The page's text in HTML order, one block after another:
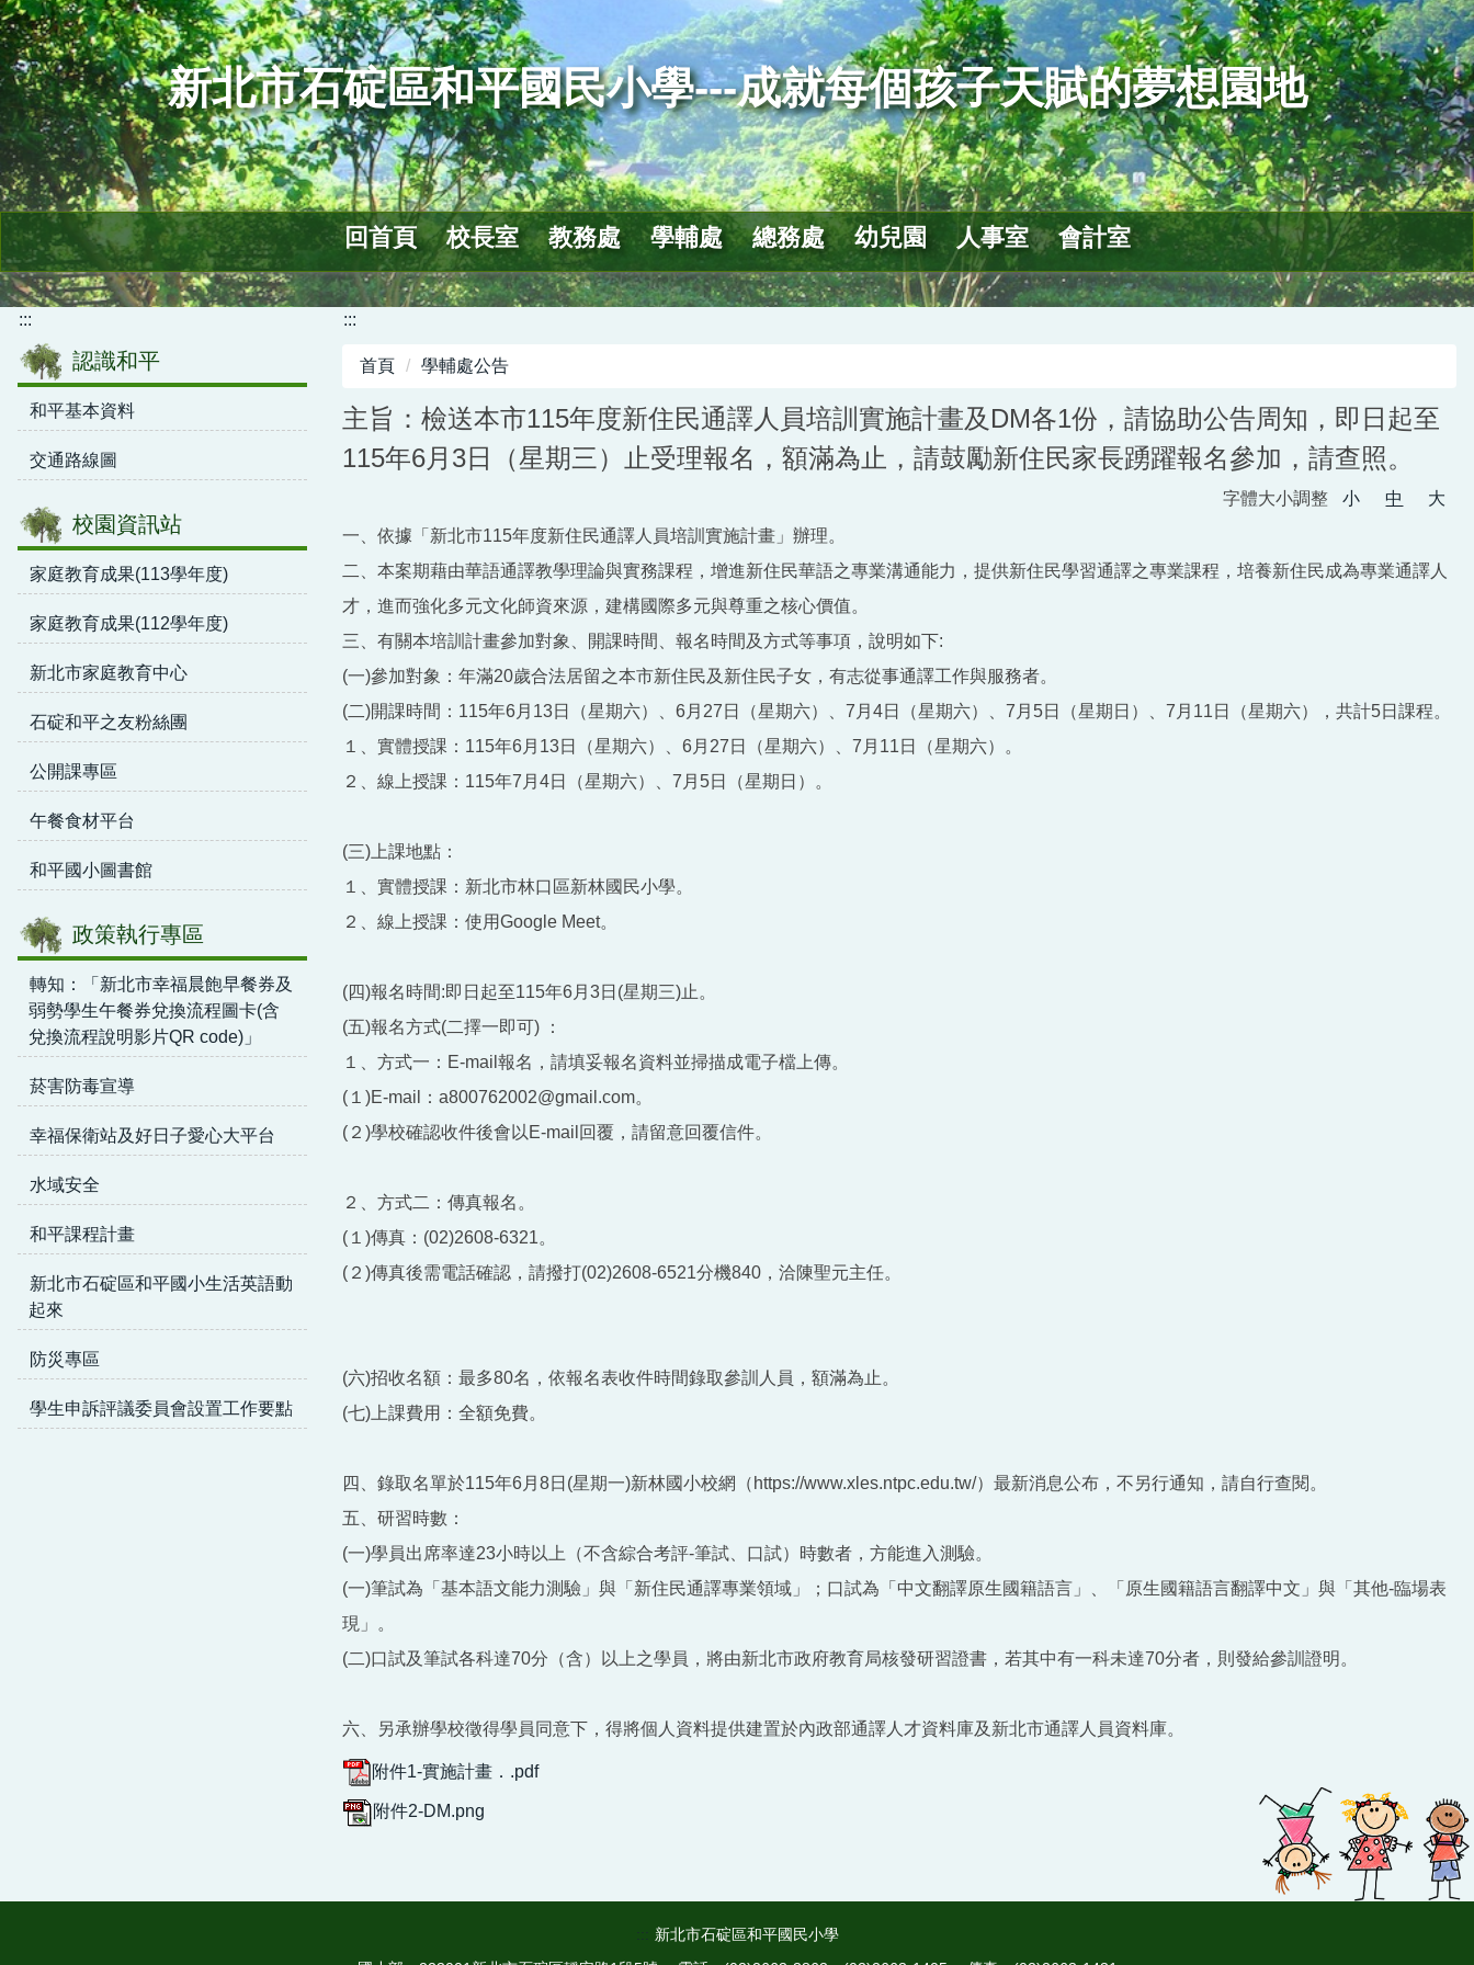
跳
到
主
要
內
容
區
新北市石碇區和平國民小學---成就每個孩子天賦的夢想園地
回首頁 校長室 教務處 學輔處 總務處 幼兒園 人事室 會計室
:::
認識和平
和平基本資料
交通路線圖
校園資訊站
家庭教育成果(113學年度)
家庭教育成果(112學年度)
新北市家庭教育中心
石碇和平之友粉絲團
公開課專區
午餐食材平台
和平國小圖書館
政策執行專區
轉知：「新北市幸福晨飽早餐券及
弱勢學生午餐券兌換流程圖卡(含
兌換流程說明影片QR code)」
菸害防毒宣導
幸福保衛站及好日子愛心大平台
水域安全
和平課程計畫
新北市石碇區和平國小生活英語動
起來
防災專區
學生申訴評議委員會設置工作要點
:::
首頁 學輔處公告
主旨：檢送本市115年度新住民通譯人員培訓實施計畫及DM各1份，請協助公告周知，即日起至
115年6月3日（星期三）止受理報名，額滿為止，請鼓勵新住民家長踴躍報名參加，請查照。
字體大小調整 小 中
大
一、依據「新北市115年度新住民通譯人員培訓實施計畫」辦理。
二、本案期藉由華語通譯教學理論與實務課程，增進新住民華語之專業溝通能力，提供新住民學習通譯之專業課程，培養新住民成為專業通譯人
才，進而強化多元文化師資來源，建構國際多元與尊重之核心價值。
三、有關本培訓計畫參加對象、開課時間、報名時間及方式等事項，說明如下:
(一)參加對象：年滿20歲合法居留之本市新住民及新住民子女，有志從事通譯工作與服務者。
(二)開課時間：115年6月13日（星期六）、6月27日（星期六）、7月4日（星期六）、7月5日（星期日）、7月11日（星期六），共計5日課程。
１、實體授課：115年6月13日（星期六）、6月27日（星期六）、7月11日（星期六）。
２、線上授課：115年7月4日（星期六）、7月5日（星期日）。
(三)上課地點：
１、實體授課：新北市林口區新林國民小學。
２、線上授課：使用Google Meet。
(四)報名時間:即日起至115年6月3日(星期三)止。
(五)報名方式(二擇一即可) ：
１、方式一：E-mail報名，請填妥報名資料並掃描成電子檔上傳。
(１)E-mail：a800762002@gmail.com。
(２)學校確認收件後會以E-mail回覆，請留意回覆信件。
２、方式二：傳真報名。
(１)傳真：(02)2608-6321。
(２)傳真後需電話確認，請撥打(02)2608-6521分機840，洽陳聖元主任。
(六)招收名額：最多80名，依報名表收件時間錄取參訓人員，額滿為止。
(七)上課費用：全額免費。
四、錄取名單於115年6月8日(星期一)新林國小校網（https://www.xles.ntpc.edu.tw/）最新消息公布，不另行通知，請自行查閱。
五、研習時數：
(一)學員出席率達23小時以上（不含綜合考評-筆試、口試）時數者，方能進入測驗。
(一)筆試為「基本語文能力測驗」與「新住民通譯專業領域」；口試為「中文翻譯原生國籍語言」、「原生國籍語言翻譯中文」與「其他-臨場表
現」。
(二)口試及筆試各科達70分（含）以上之學員，將由新北市政府教育局核發研習證書，若其中有一科未達70分者，則發給參訓證明。
六、另承辦學校徵得學員同意下，得將個人資料提供建置於內政部通譯人才資料庫及新北市通譯人員資料庫。
附件1-實施計畫．.pdf
附件2-DM.png
新北市石碇區和平國民小學